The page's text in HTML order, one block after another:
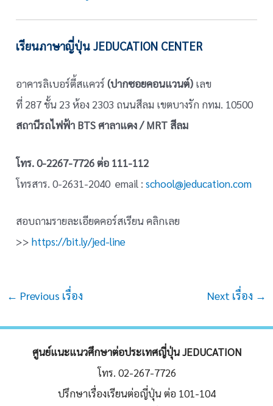
เรียนภาษาญี่ปุ่น JEDUCATION CENTER
อาคารลิเบอร์ตี้สแควร์(ปากซอยคอนแวนต์) เลข
ที่ 287 ชั้น 23 ห้อง 2303 ถนนสีลม เขตบางรัก กทม. 10500
สถานีรถไฟฟ้า BTS ศาลาแดง / MRT สีลม
โทร. 0-2267-7726 ต่อ 111-112
โทรสาร. 0-2631-2040 email :school@jeducation.com
สอบถามรายละเอียดคอร์สเรียน คลิกเลย
>>https://bit.ly/jed-line
Post
← Previous เรื่อง Next เรื่อง →
ศูนย์แนะแนวศึกษาต่อประเทศญี่ปุ่น JEDUCATION
โทร. 02-267-7726
ปรึกษาเรื่องเรียนต่อญี่ปุ่น ต่อ 101-104